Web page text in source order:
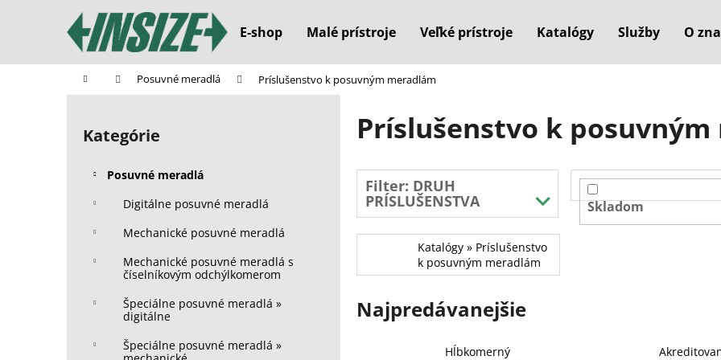
E-shop Malé prístroje Veľké prístroje Katalógy Služby O
Domov Posuvné meradlá Príslušenstvo k posuvným meradlám
B
Preskočiť
kategórie
Kategórie
Posuvné meradlá
Digitálne posuvné meradlá
Mechanické posuvné meradlá
Mechanické posuvné meradlá s
číselníkovým odchýlkomerom
Špeciálne posuvné meradlá »
digitálne
Špeciálne posuvné meradlá »
Príslušenstvo k
Filter: DRUH
PRÍSLUŠENSTVA Skladom
Katalógy » Príslušenstvo
k posuvným meradlám
Najpredávanejšie
Hĺbkomerný
í
Späť
do
Späť
do
Čo potrebujete nájsť?
HĽADAŤ
Odporúčame